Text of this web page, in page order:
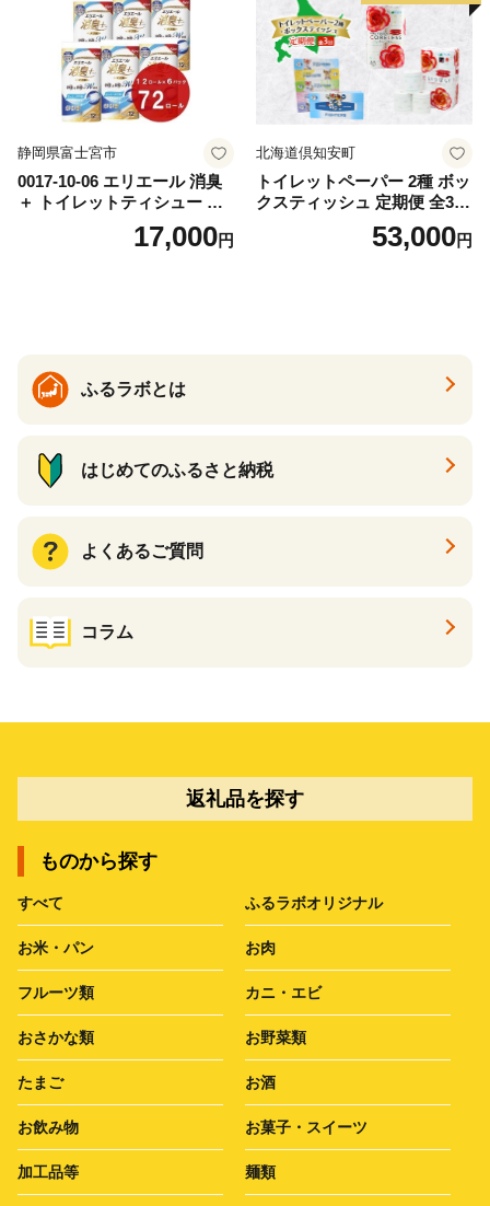
道 倶知安町 日用品
静岡県富士宮市
0017-10-06 エリエール 消臭
＋ トイレットティシュー し
っかり香るフレッシュクリア
の香り ダブル 12ロール×6パ
17,000円
北海道倶知安町
トイレットペーパー 2種 ボッ
クスティッシュ 定期便 全3
回 日本製 まとめ買い 防災
常備品 日用雑貨 消耗品 生活
53,000円
ふるラボとは
はじめてのふるさと納税
よくあるご質問
コラム
返礼品を探す
ものから探す
すべて ふるラボオリジナル
お米・パン お肉
フルーツ類 カニ・エビ
おさかな類 お野菜類
たまご お酒
お飲み物 お菓子・スイーツ
加工品等 麺類